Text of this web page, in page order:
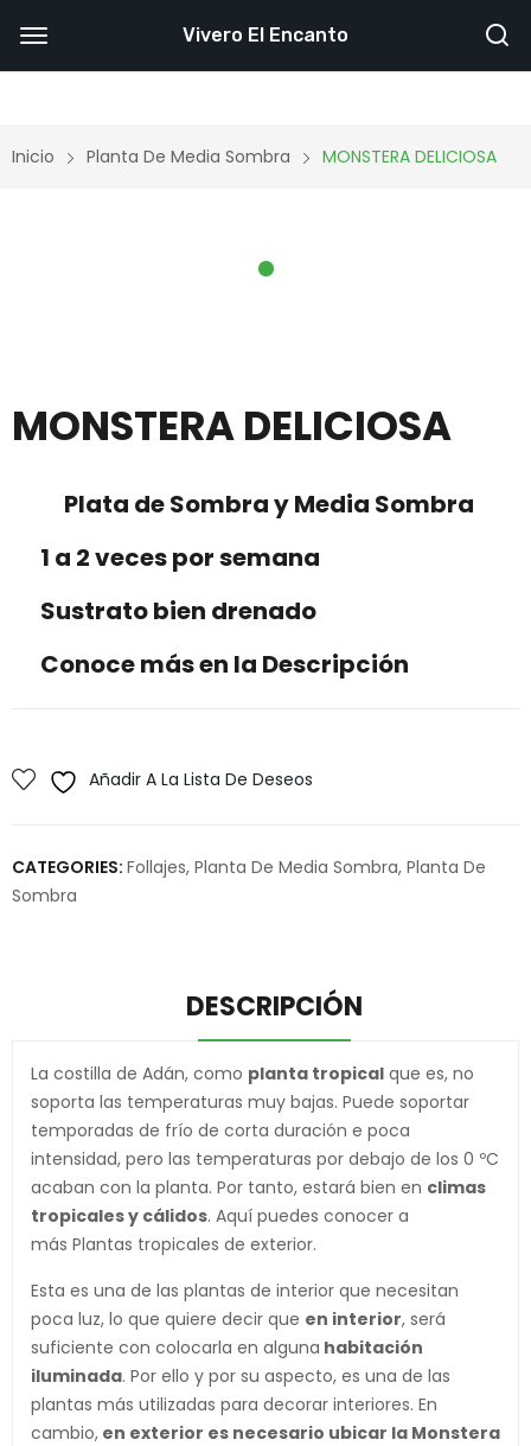
Inicio Planta De Media Sombra MONSTERA DELICIOSA
MONSTERA DELICIOSA
Plata de Sombra y Media Sombra
1 a 2 veces por semana
Sustrato bien drenado
Conoce más en la Descripción
Añadir A La Lista De Deseos
CATEGORIES: Follajes, Planta De Media Sombra, Planta De
Sombra
DESCRIPCIÓN
La costilla de Adán, como planta tropical que es, no
soporta las temperaturas muy bajas. Puede soportar
temporadas de frío de corta duración e poca
intensidad, pero las temperaturas por debajo de los 0 ºC
acaban con la planta. Por tanto, estará bien en climas
tropicales y cálidos. Aquí puedes conocer a
más Plantas tropicales de exterior.
Esta es una de las plantas de interior que necesitan
poca luz, lo que quiere decir que en interior, será
suficiente con colocarla en alguna habitación
iluminada. Por ello y por su aspecto, es una de las
plantas más utilizadas para decorar interiores. En
cambio, en exterior es necesario ubicar la Monstera
Vivero El Encanto